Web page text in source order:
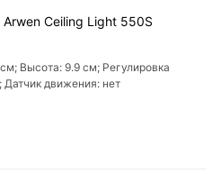
Ceiling Light 550S
Высота: 9.9 см; Регулировка
Датчик движения: нет